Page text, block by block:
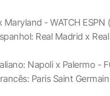
- WATCH ESPN
Real Madrid x
Napoli x Palermo -
Paris Saint